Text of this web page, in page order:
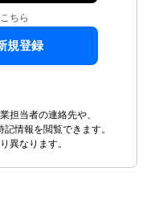
ちら
規登録
担当者の連絡先や、
情報を閲覧できます。
異なります。